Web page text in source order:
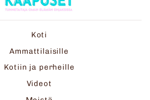
Koti
Ammattilaisille
Kotiin ja perheille
Videot